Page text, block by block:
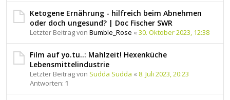
Ketogene Ernährung - hilfreich beim Abnehmen
oder doch ungesund? | Doc Fischer SWR
Letzter Beitrag von Bumble_Rose « 30. Oktober 2023, 12:38
Film auf yo.tu..: Mahlzeit! Hexenküche
Lebensmittelindustrie
Letzter Beitrag von Sudda Sudda « 8. Juli 2023, 20:23
Antworten: 1